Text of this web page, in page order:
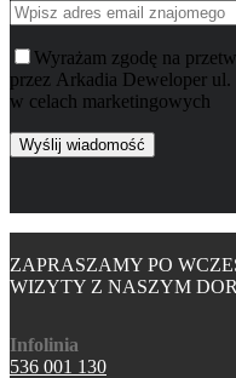
Wyrażam zgodę na
przez Arkadia Deweloper
w celach marketingowych
ZAPRASZAMY PO
WIZYTY Z NASZYM
Infolinia
536 001 130